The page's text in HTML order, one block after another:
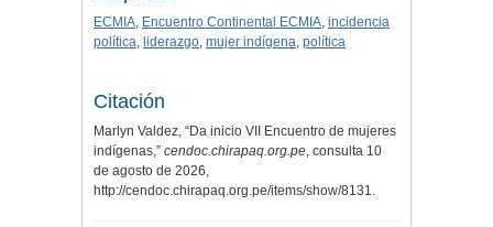
ECMIA, Encuentro Continental ECMIA, incidencia
política, liderazgo, mujer indígena, política
Citación
Marlyn Valdez, “Da inicio VII Encuentro de mujeres
indígenas,” cendoc.chirapaq.org.pe, consulta 10
de agosto de 2026,
http://cendoc.chirapaq.org.pe/items/show/8131.